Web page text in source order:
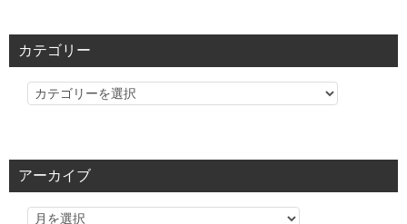
カテゴリー
カ
リ
アーカイブ